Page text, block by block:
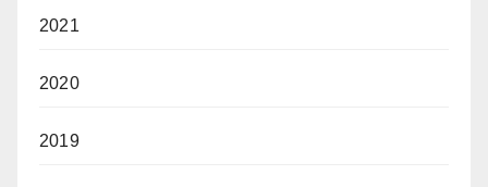
2021
2020
2019